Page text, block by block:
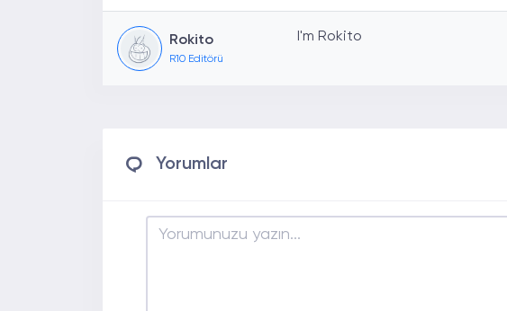
Rokito
R10 Editörü
I'm Rokito
Yorumlar